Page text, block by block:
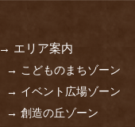
→ エリア案内
→ こどものまちゾーン
→ イベント広場ゾーン
→ 創造の丘ゾーン